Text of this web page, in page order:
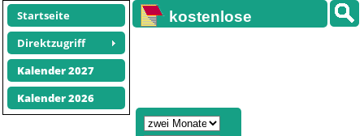
Startseite
Direktzugriff
Kalender 2027
Kalender 2026
kostenlose